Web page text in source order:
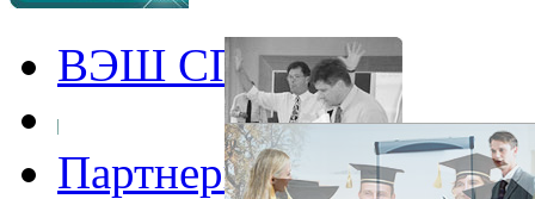
ВЭШ СПбГЭУ
Партнеры